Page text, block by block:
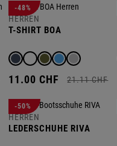
HERREN
T-SHIRT BOA
11.00 CHF 21.11 CHF
-48%
HERREN
LEDERSCHUHE RIVA
-50%